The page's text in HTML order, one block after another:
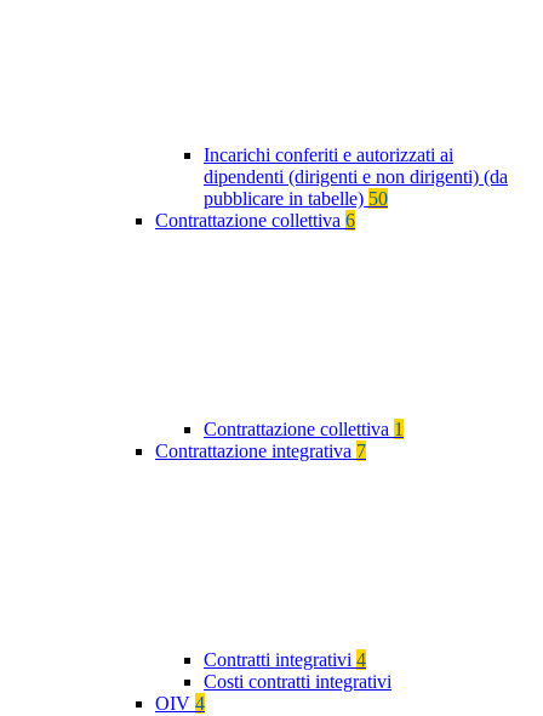
Incarichi conferiti e autorizzati ai
dipendenti (dirigenti e non dirigenti) (da
pubblicare in tabelle) 50
Contrattazione collettiva 6
Contrattazione collettiva 1
Contrattazione integrativa 7
Contratti integrativi 4
Costi contratti integrativi
OIV 4